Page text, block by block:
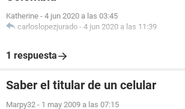
Katherine - 4 jun 2020 a las 03:45
carloslopezjurado - 4 jun 2020 a las 11:39
1 respuesta
Saber el titular de un celular
Marpy32 - 1 may 2009 a las 07:15